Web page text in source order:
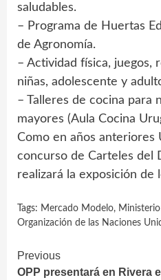
saludables.
– Programa de Huertas
de Agronomía.
– Actividad física, juegos,
niñas, adolescente y
– Talleres de cocina para
mayores (Aula Cocina
Como en años anteriores
concurso de Carteles del
realizará la exposición de
Tags: Mercado Modelo,
Organización de las Naciones
Continue
Previous
OPP presentará en Rivera